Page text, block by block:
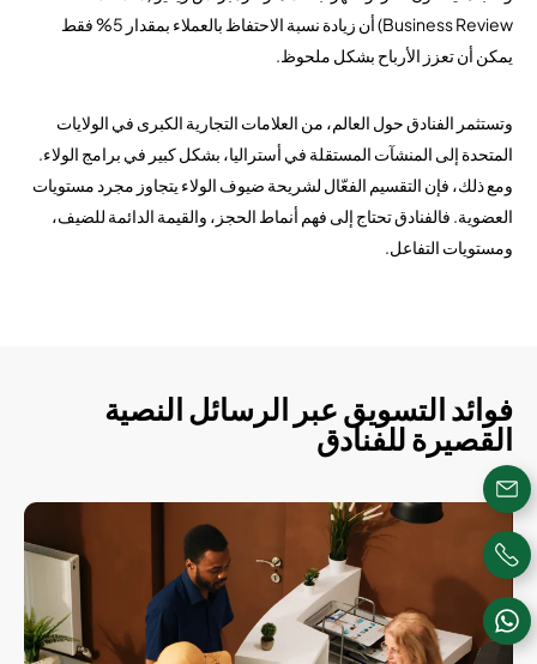
Business Review) أن زيادة نسبة الاحتفاظ بالعملاء بمقدار 5% فقط
يمكن أن تعزز الأرباح بشكل ملحوظ.
وتستثمر الفنادق حول العالم، من العلامات التجارية الكبرى في الولايات
المتحدة إلى المنشآت المستقلة في أستراليا، بشكل كبير في برامج الولاء.
ومع ذلك، فإن التقسيم الفعّال لشريحة ضيوف الولاء يتجاوز مجرد مستويات
العضوية. فالفنادق تحتاج إلى فهم أنماط الحجز، والقيمة الدائمة للضيف،
ومستويات التفاعل.
فوائد التسويق عبر الرسائل النصية
القصيرة للفنادق